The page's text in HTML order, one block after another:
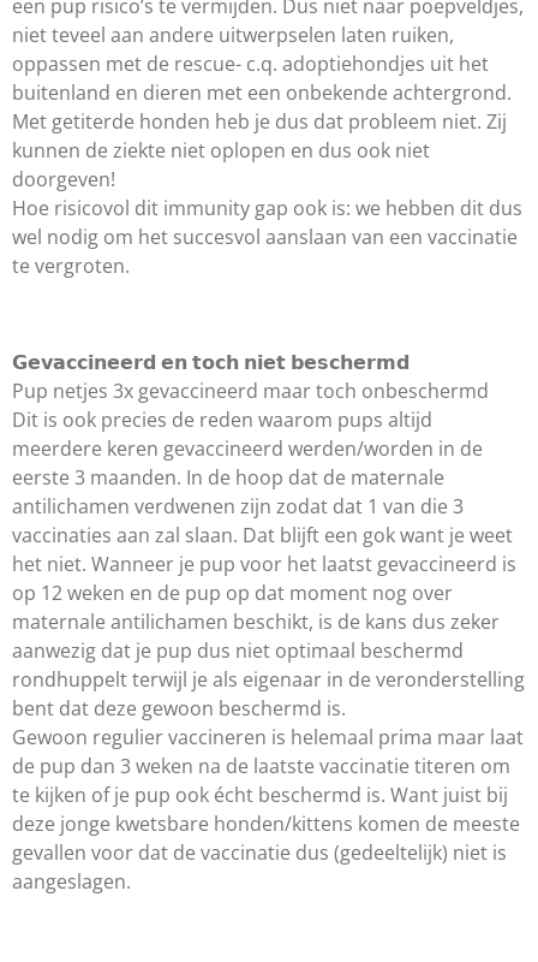
een pup risico’s te vermijden. Dus niet naar poepveldjes,
niet teveel aan andere uitwerpselen laten ruiken,
oppassen met de rescue- c.q. adoptiehondjes uit het
buitenland en dieren met een onbekende achtergrond.
Met getiterde honden heb je dus dat probleem niet. Zij
kunnen de ziekte niet oplopen en dus ook niet
doorgeven!
Hoe risicovol dit immunity gap ook is: we hebben dit dus
wel nodig om het succesvol aanslaan van een vaccinatie
te vergroten.
𝗚𝗲𝘃𝗮𝗰𝗰𝗶𝗻𝗲𝗲𝗿𝗱 𝗲𝗻 𝘁𝗼𝗰𝗵 𝗻𝗶𝗲𝘁 𝗯𝗲𝘀𝗰𝗵𝗲𝗿𝗺𝗱
Pup netjes 3x gevaccineerd maar toch onbeschermd
Dit is ook precies de reden waarom pups altijd
meerdere keren gevaccineerd werden/worden in de
eerste 3 maanden. In de hoop dat de maternale
antilichamen verdwenen zijn zodat dat 1 van die 3
vaccinaties aan zal slaan. Dat blijft een gok want je weet
het niet. Wanneer je pup voor het laatst gevaccineerd is
op 12 weken en de pup op dat moment nog over
maternale antilichamen beschikt, is de kans dus zeker
aanwezig dat je pup dus niet optimaal beschermd
rondhuppelt terwijl je als eigenaar in de veronderstelling
bent dat deze gewoon beschermd is.
Gewoon regulier vaccineren is helemaal prima maar laat
de pup dan 3 weken na de laatste vaccinatie titeren om
te kijken of je pup ook écht beschermd is. Want juist bij
deze jonge kwetsbare honden/kittens komen de meeste
gevallen voor dat de vaccinatie dus (gedeeltelijk) niet is
aangeslagen.